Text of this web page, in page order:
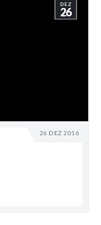
26 DEZ 2016
DEZ
26